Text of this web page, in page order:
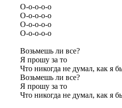
О-о-о-о-о
О-о-о-о-о
О-о-о-о-о
О-о-о-о-о
Возьмешь ли все?
Я прошу за то
Что никогда не думал, как я
Возьмешь ли все?
Я прошу за то
Что никогда не думал, как я